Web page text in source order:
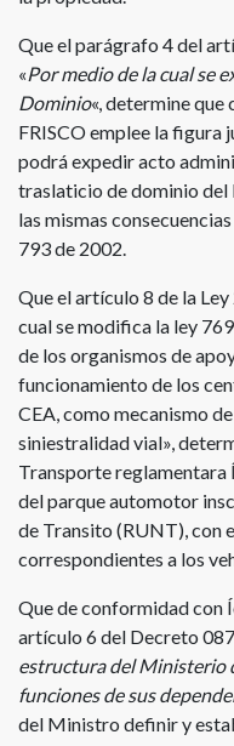
Que el parágrafo 4 del
«Por medio de la cual se
Dominio«, determine
FRISCO emplee la figura
podrá expedir acto
traslaticio de dominio del
las mismas
793 de 2002.
Que el artículo 8 de la
cual se modifica la ley
de los organismos de
funcionamiento de los
CEA, como mecanismo
siniestralidad vial»,
Transporte reglamentara
del parque automotor
de Transito (RUNT), con
correspondientes a los
Que de conformidad con
artículo 6 del Decreto
estructura del Ministerio
funciones de sus
del Ministro definir y